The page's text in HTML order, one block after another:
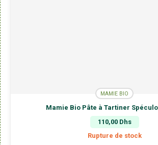
MAMIE BIO
Mamie Bio Pâte à Tartiner
110,00 Dhs
Rupture de stock